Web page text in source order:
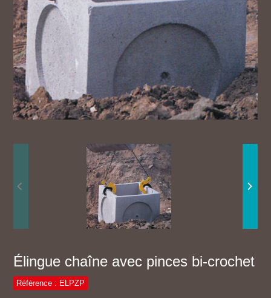
Élingue chaîne avec pinces bi-crochet
Référence : ELPZP